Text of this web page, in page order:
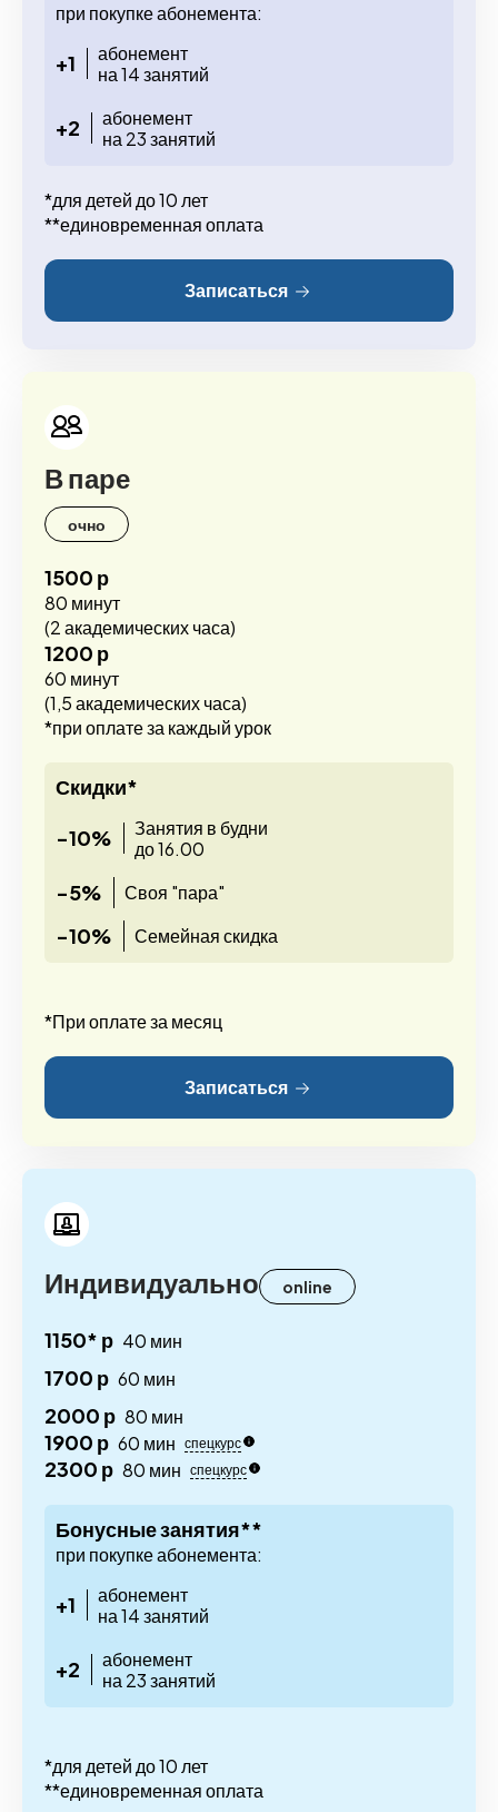
при покупке абонемента:
+1
абонемент
на 14 занятий
+2
абонемент
на 23 занятий
*для детей до 10 лет
**единовременная оплата
Записаться
В паре
очно
1500 р
80 минут
(2 академических часа)
1200 р
60 минут
(1,5 академических часа)
*при оплате за каждый урок
Скидки*
-10%
Занятия в будни
до 16.00
-5% Своя "пара"
-10% Семейная скидка
*При оплате за месяц
Записаться
Индивидуально online
1150* р 40 мин
1700 р 60 мин
2000 р 80 мин
1900 р 60 мин спецкурс
2300 р 80 мин спецкурс
Бонусные занятия**
при покупке абонемента:
+1
абонемент
на 14 занятий
+2
абонемент
на 23 занятий
*для детей до 10 лет
**единовременная оплата